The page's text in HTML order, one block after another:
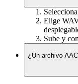
Elige
Sube y
¿Un archivo